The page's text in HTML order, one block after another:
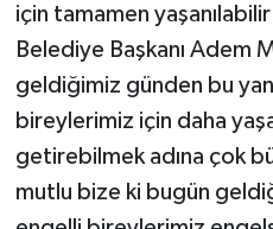
için tamamen
Belediye Başkanı Adem
geldiğimiz günden bu
bireylerimiz için daha
getirebilmek adına çok
mutlu bize ki bugün